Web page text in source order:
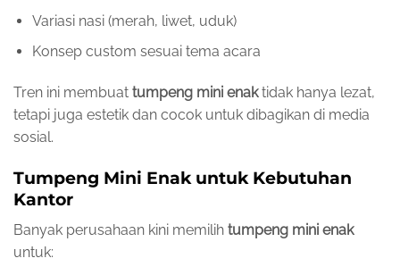
Variasi nasi (merah, liwet, uduk)
Konsep custom sesuai tema acara
Tren ini membuat tumpeng mini enaktidak hanya lezat,
tetapi juga estetik dan cocok untuk dibagikan di media
sosial.
Tumpeng Mini Enak untuk Kebutuhan
Kantor
Banyak perusahaan kini memilih tumpeng mini enak
untuk: